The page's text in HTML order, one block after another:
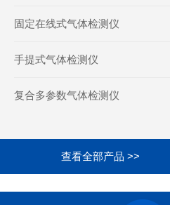
固定在线式气体检测仪
手提式气体检测仪
复合多参数气体检测仪
查看全部产品 >>